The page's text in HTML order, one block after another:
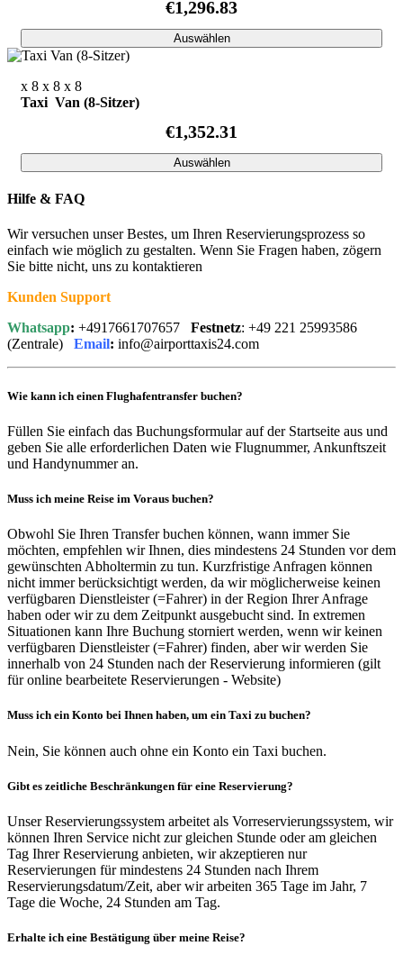
€1,296.83
Auswählen
x 8 x 8 x 8
Taxi Van (8-Sitzer)
€1,352.31
Auswählen
Hilfe & FAQ
Wir versuchen unser Bestes, um Ihren Reservierungsprozess so
einfach wie möglich zu gestalten. Wenn Sie Fragen haben, zögern
Sie bitte nicht, uns zu kontaktieren
Kunden Support
Whatsapp: +4917661707657 Festnetz: +49 221 25993586
(Zentrale) Email: info@airporttaxis24.com
Wie kann ich einen Flughafentransfer buchen?
Füllen Sie einfach das Buchungsformular auf der Startseite aus und
geben Sie alle erforderlichen Daten wie Flugnummer, Ankunftszeit
und Handynummer an.
Muss ich meine Reise im Voraus buchen?
Obwohl Sie Ihren Transfer buchen können, wann immer Sie
möchten, empfehlen wir Ihnen, dies mindestens 24 Stunden vor dem
gewünschten Abholtermin zu tun. Kurzfristige Anfragen können
nicht immer berücksichtigt werden, da wir möglicherweise keinen
verfügbaren Dienstleister (=Fahrer) in der Region Ihrer Anfrage
haben oder wir zu dem Zeitpunkt ausgebucht sind. In extremen
Situationen kann Ihre Buchung storniert werden, wenn wir keinen
verfügbaren Dienstleister (=Fahrer) finden, aber wir werden Sie
innerhalb von 24 Stunden nach der Reservierung informieren (gilt
für online bearbeitete Reservierungen - Website)
Muss ich ein Konto bei Ihnen haben, um ein Taxi zu buchen?
Nein, Sie können auch ohne ein Konto ein Taxi buchen.
Gibt es zeitliche Beschränkungen für eine Reservierung?
Unser Reservierungssystem arbeitet als Vorreservierungssystem, wir
können Ihren Service nicht zur gleichen Stunde oder am gleichen
Tag Ihrer Reservierung anbieten, wir akzeptieren nur
Reservierungen für mindestens 24 Stunden nach Ihrem
Reservierungsdatum/Zeit, aber wir arbeiten 365 Tage im Jahr, 7
Tage die Woche, 24 Stunden am Tag.
Erhalte ich eine Bestätigung über meine Reise?